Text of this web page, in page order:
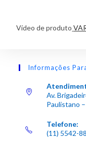
Vídeo de produto
Informações
Av.
Paulistano
Telefone:
(11) 5542-